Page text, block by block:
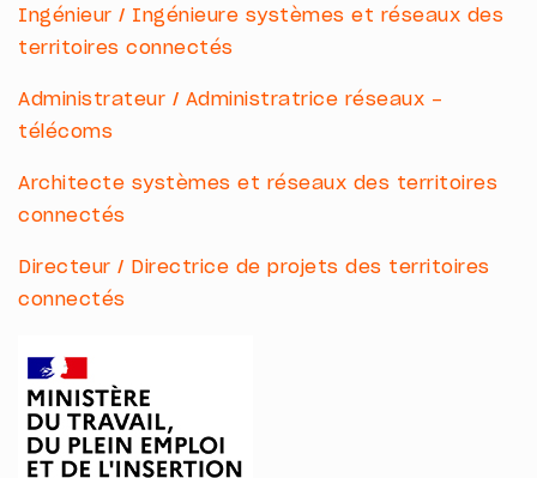
Ingénieur / Ingénieure systèmes et réseaux des
territoires connectés
Administrateur / Administratrice réseaux -
télécoms
Architecte systèmes et réseaux des territoires
connectés
Directeur / Directrice de projets des territoires
connectés